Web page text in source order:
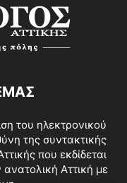
του ηλεκτρονικού
της συντακτικής
που εκδίδεται
Αττική με